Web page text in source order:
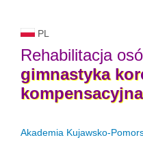
PL
Rehabilitacja
gimnastyka
kompensacyjna
Akademia Kujawsko-